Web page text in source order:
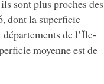
sont plus proches des
dont la superficie
départements de l’Île-
moyenne est de